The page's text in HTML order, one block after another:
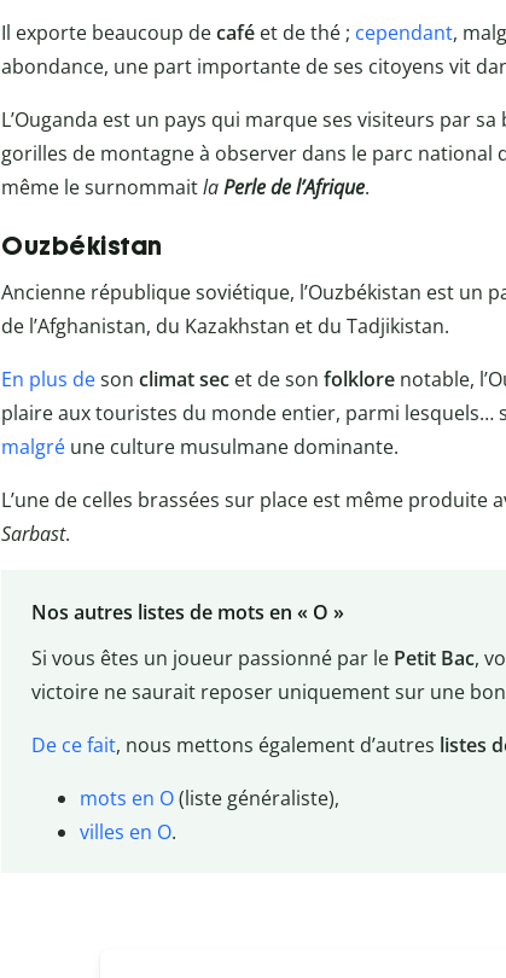
Il exporte beaucoup decafé et de thé ; cependant,
abondance, une part importante de ses citoyens vit
L’Ouganda est un pays qui marque ses visiteurs par
gorilles de montagne à observer dans le parc national
même le surnommaitlaPerle de l’Afrique.
Ouzbékistan
Ancienne république soviétique, l’Ouzbékistan est un
de l’Afghanistan, du Kazakhstan et du Tadjikistan.
En plus deson climat sec et de son folklore notable,
plaire aux touristes du monde entier, parmi lesquels…
malgré une culture musulmane dominante.
L’une de celles brassées sur place est même produite
Sarbast.
Nos autres listes de mots en « O »
Si vous êtes un joueur passionné par le Petit Bac,
victoire ne saurait reposer uniquement sur une
De ce fait, nous mettons également d’autres listes
mots en O(liste généraliste),
villes en O.